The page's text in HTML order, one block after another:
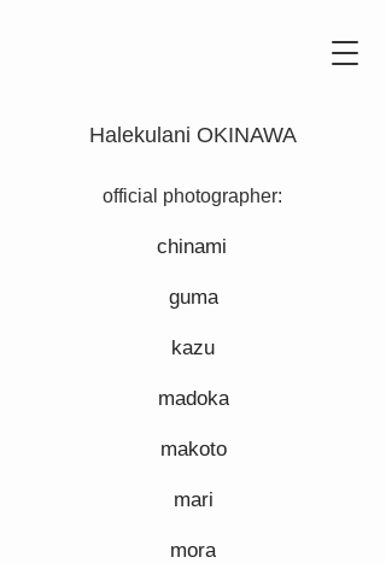
Halekulani OKINAWA
official photographer:
chinami
guma
kazu
madoka
makoto
mari
mora